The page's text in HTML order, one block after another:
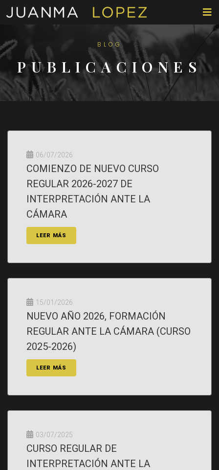
BLOG
PUBLICACIONES
06/07/2026
COMIENZO DE NUEVO CURSO
REGULAR 2026-2027 DE
INTERPRETACIÓN ANTE LA
CÁMARA
LEER MÁS
15/01/2026
NUEVO AÑO 2026, FORMACIÓN
REGULAR ANTE LA CÁMARA (CURSO
2025-2026)
LEER MÁS
03/07/2025
CURSO REGULAR DE
INTERPRETACIÓN ANTE LA